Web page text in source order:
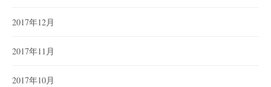
2017年12月
2017年11月
2017年10月